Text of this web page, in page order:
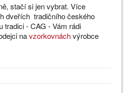
stačí si jen vybrat. Více
dveřích tradičního českého
tradici - CAG - Vám rádi
navzorkovnáchvýrobce